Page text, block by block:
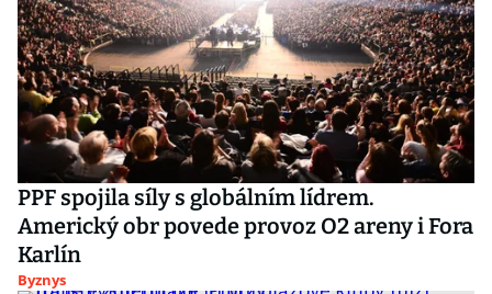
PPF spojila síly s globálním lídrem.
Americký obr povede provoz O2 areny i Fora
Karlín
Byznys